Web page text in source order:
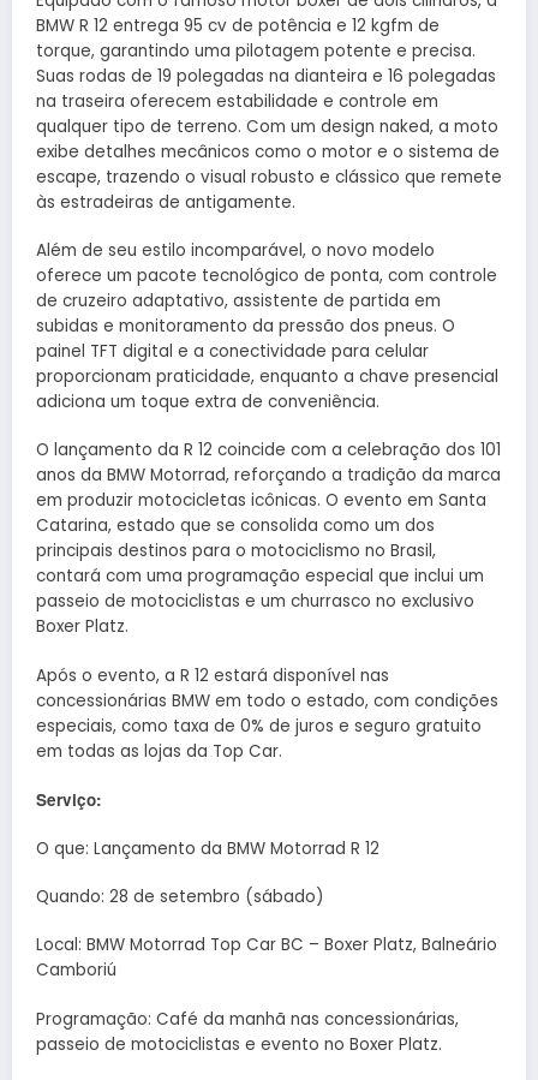
BMW R 12 entrega 95 cv de potência e 12 kgfm de
torque, garantindo uma pilotagem potente e precisa.
Suas rodas de 19 polegadas na dianteira e 16 polegadas
na traseira oferecem estabilidade e controle em
qualquer tipo de terreno. Com um design naked, a moto
exibe detalhes mecânicos como o motor e o sistema de
escape, trazendo o visual robusto e clássico que remete
às estradeiras de antigamente.
Além de seu estilo incomparável, o novo modelo
oferece um pacote tecnológico de ponta, com controle
de cruzeiro adaptativo, assistente de partida em
subidas e monitoramento da pressão dos pneus. O
painel TFT digital e a conectividade para celular
proporcionam praticidade, enquanto a chave presencial
adiciona um toque extra de conveniência.
O lançamento da R 12 coincide com a celebração dos 101
anos da BMW Motorrad, reforçando a tradição da marca
em produzir motocicletas icônicas. O evento em Santa
Catarina, estado que se consolida como um dos
principais destinos para o motociclismo no Brasil,
contará com uma programação especial que inclui um
passeio de motociclistas e um churrasco no exclusivo
Boxer Platz.
Após o evento, a R 12 estará disponível nas
concessionárias BMW em todo o estado, com condições
especiais, como taxa de 0% de juros e seguro gratuito
em todas as lojas da Top Car.
Serviço:
O que: Lançamento da BMW Motorrad R 12
Quando: 28 de setembro (sábado)
Local: BMW Motorrad Top Car BC – Boxer Platz, Balneário
Camboriú
Programação: Café da manhã nas concessionárias,
passeio de motociclistas e evento no Boxer Platz.